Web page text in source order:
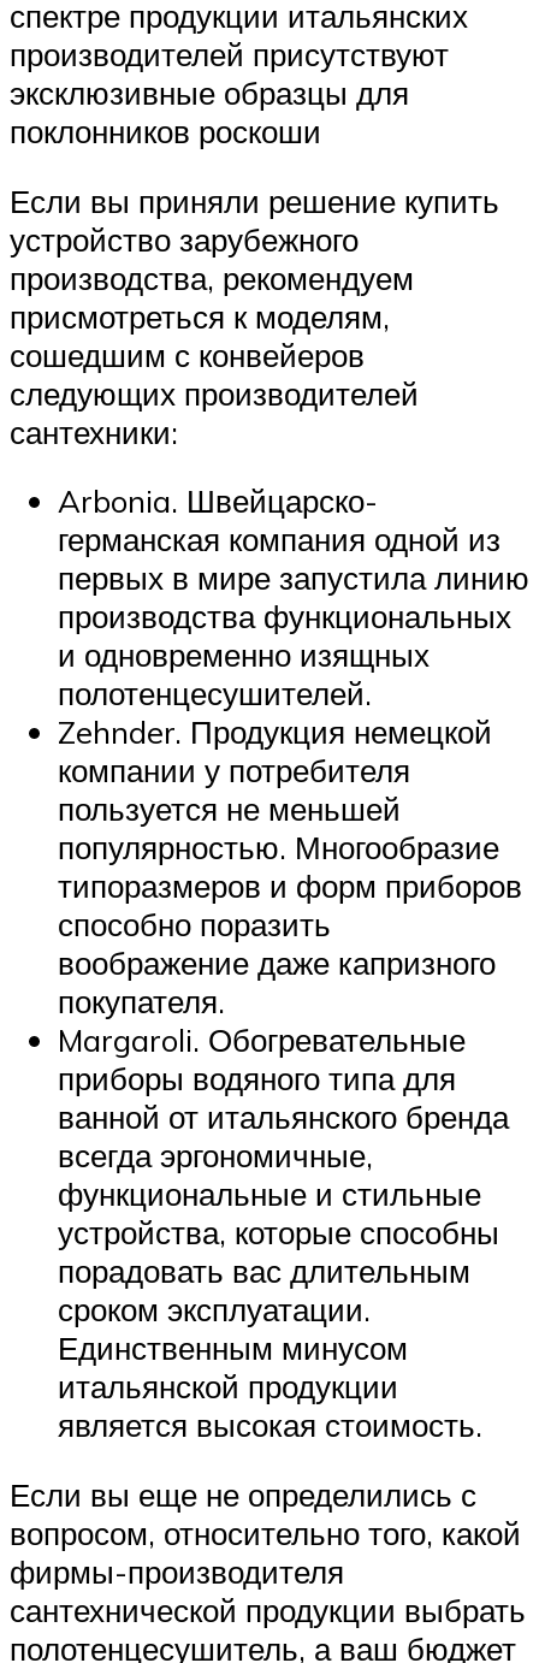
спектре продукции итальянских
производителей присутствуют
эксклюзивные образцы для
поклонников роскоши
Если вы приняли решение купить
устройство зарубежного
производства, рекомендуем
присмотреться к моделям,
сошедшим с конвейеров
следующих производителей
сантехники:
Arbonia. Швейцарско-
германская компания одной из
первых в мире запустила линию
производства функциональных
и одновременно изящных
полотенцесушителей.
Zehnder. Продукция немецкой
компании у потребителя
пользуется не меньшей
популярностью. Многообразие
типоразмеров и форм приборов
способно поразить
воображение даже капризного
покупателя.
Margaroli. Обогревательные
приборы водяного типа для
ванной от итальянского бренда
всегда эргономичные,
функциональные и стильные
устройства, которые способны
порадовать вас длительным
сроком эксплуатации.
Единственным минусом
итальянской продукции
является высокая стоимость.
Если вы еще не определились с
вопросом, относительно того, какой
фирмы-производителя
сантехнической продукции выбрать
полотенцесушитель, а ваш бюджет